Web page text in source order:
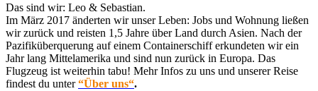
Das sind wir: Leo & Sebastian.
Im März 2017 änderten wir unser Leben: Jobs und Wohnung ließen
wir zurück und reisten 1,5 Jahre über Land durch Asien. Nach der
Pazifiküberquerung auf einem Containerschiff erkundeten wir ein
Jahr lang Mittelamerika und sind nun zurück in Europa. Das
Flugzeug ist weiterhin tabu! Mehr Infos zu uns und unserer Reise
findest du unter“Über uns“.